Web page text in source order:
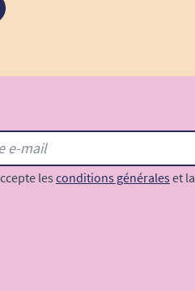
lesconditions générales et la